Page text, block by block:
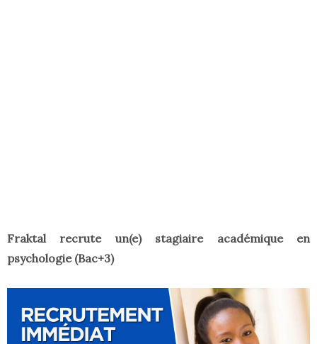
Fraktal recrute un(e) stagiaire académique en
psychologie (Bac+3)